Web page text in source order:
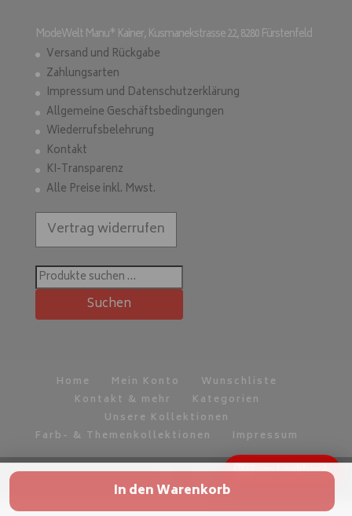
ModeWelt Manu* Kainer, Kusmanekstrasse 22, 8280 Fürstenfeld
Versand und Rückgabe
Zahlungsarten
Impressum und Datenschutzerklärung
Allgemeine Geschäftsbedingungen
Wiederrufsbelehrung
Kontakt
KI-Transparenz
Alle Preise inkl. Mwst.
Vertrag widerrufen
Suchen
nach:
Suchen
Home Mein Konto
Wunschliste
Kontakt & mehr
Kategorien
Unsere Kollektionen
Farb- & Themenkollektionen
Impressum
Zum Lookbook
In den Warenkorb